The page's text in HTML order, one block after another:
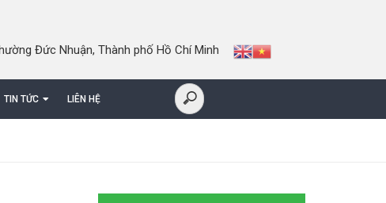
Đức Nhuận, Thành phố Hồ Chí Minh
TIN TỨC LIÊN HỆ